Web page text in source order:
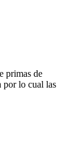
primas de
por lo cual las